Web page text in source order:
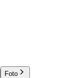
Foto